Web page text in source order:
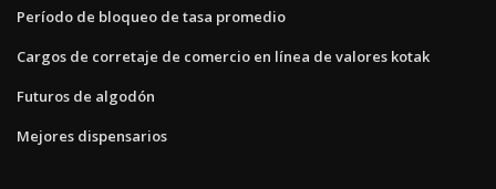
Período de bloqueo de tasa promedio
Cargos de corretaje de comercio en línea de valores kotak
Futuros de algodón
Mejores dispensarios